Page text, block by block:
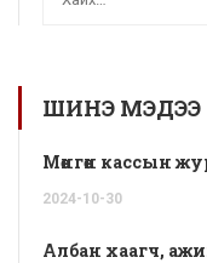
ШИНЭ МЭДЭЭ
Мөнгөн кассын
2024-10-30
Албан хаагч,